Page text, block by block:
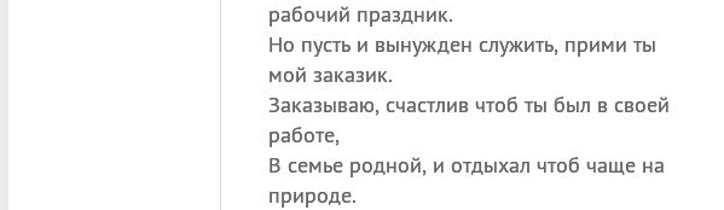
рабочий праздник.
Но пусть и вынужден служить, прими ты
мой заказик.
Заказываю, счастлив чтоб ты был в своей
работе,
В семье родной, и отдыхал чтоб чаще на
природе.